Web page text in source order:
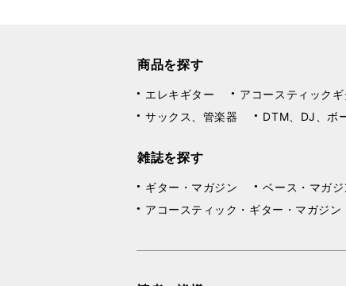
商品を探す
エレキギター アコースティックギ
サックス、管楽器
DTM、DJ、ボ
雑誌を探す
ギター・マガジン ベース・マガジ
アコースティック・ギター・マガジン